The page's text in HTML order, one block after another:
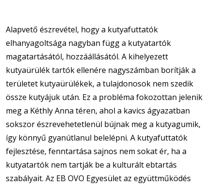
Alapvető észrevétel, hogy a kutyafuttatók
elhanyagoltsága nagyban függ a kutyatartók
magatartásától, hozzáállásától. A kihelyezett
kutyaürülék tartók ellenére nagyszámban borítják a
területet kutyaürülékek, a tulajdonosok nem szedik
össze kutyájuk után. Ez a probléma fokozottan jelenik
meg a Kéthly Anna téren, ahol a kavics ágyazatban
sokszor észrevehetetlenül bújnak meg a kutyagumik,
így könnyű gyanútlanul belelépni. A kutyafuttatók
fejlesztése, fenntartása sajnos nem sokat ér, ha a
kutyatartók nem tartják be a kulturált ebtartás
szabályait. Az EB OVO Egyesület az együttműködés